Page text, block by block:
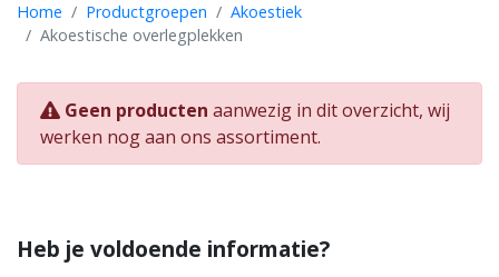
Home Productgroepen
Akoestiek
Akoestische overlegplekken
Geen producten aanwezig in dit overzicht, wij
werken nog aan ons assortiment.
Heb je voldoende informatie?